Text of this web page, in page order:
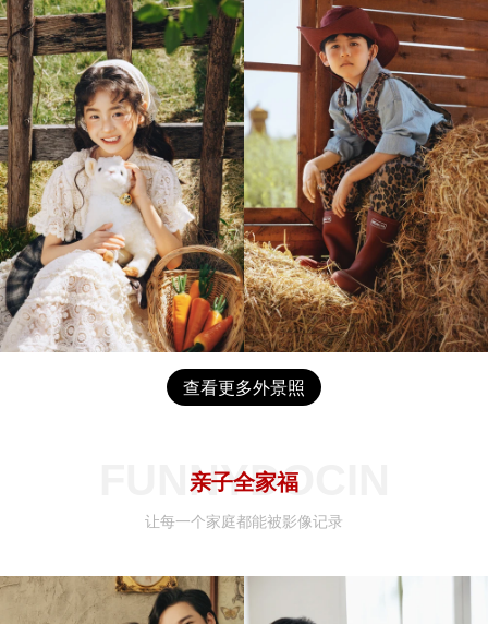
查看更多外景照
亲子全家福
FUNNYDOCIN
让每一个家庭都能被影像记录